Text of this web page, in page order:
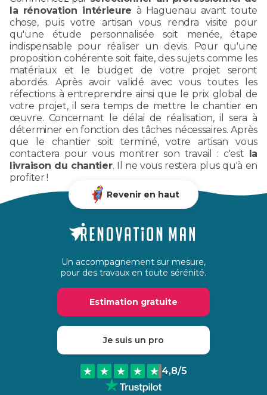
la rénovation intérieure à Haguenau avant toute
chose, puis votre artisan vous rendra visite pour
qu'une étude personnalisée soit menée, étape
indispensable pour réaliser un devis. Pour qu'une
proposition cohérente soit faite, des sujets comme les
matériaux et le budget de votre projet seront
abordés. Après avoir validé avec vous toutes les
réfections à entreprendre ainsi que le prix global de
votre projet, il sera temps de mettre le chantier en
œuvre. Concernant le délai de réalisation, il sera à
déterminer en fonction des tâches nécessaires. Après
que le chantier soit terminé, votre artisan vous
contactera pour vous montrer son travail : c'est la
livraison du chantier. Il ne vous restera plus qu'à en
profiter !
Revenir en haut
Un accompagnement sur mesure,
pour des travaux en toute sérénité.
Estimation gratuite
Je suis un pro
4,8/5